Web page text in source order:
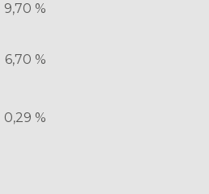
9,70 %
6,70 %
0,29 %